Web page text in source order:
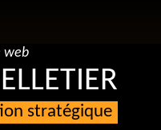
web
stratégique